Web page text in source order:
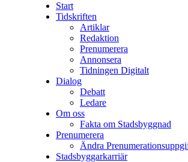
Start
Tidskriften
Artiklar
Redaktion
Prenumerera
Annonsera
Tidningen Digitalt
Dialog
Debatt
Ledare
Om oss
Fakta om Stadsbyggnad
Prenumerera
Ändra
Stadsbyggarkarriär